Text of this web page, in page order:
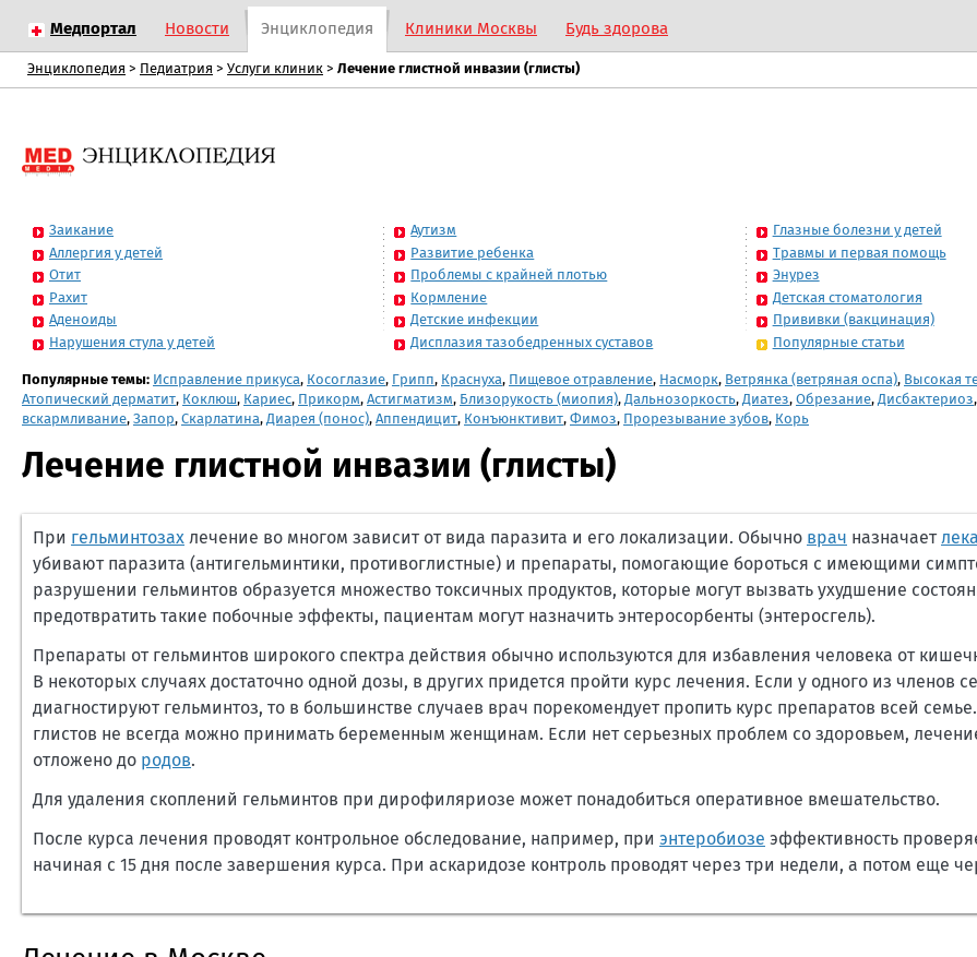
Медпортал Новости Энциклопедия Клиники Москвы Будь здорова
Энциклопедия > Педиатрия > Услуги клиник > Лечение глистной инвазии (глисты)
Заикание
Аллергия у детей
Отит
Рахит
Аденоиды
Нарушения стула у детей
Аутизм
Развитие ребенка
Проблемы с крайней плотью
Кормление
Детские инфекции
Дисплазия тазобедренных суставов
Глазные болезни у детей
Травмы и первая помощь
Энурез
Детская стоматология
Прививки (вакцинация)
Популярные статьи
Популярные темы: Исправление прикуса, Косоглазие, Грипп, Краснуха, Пищевое отравление, Насморк, Ветрянка (ветряная оспа), Высокая
Атопический дерматит, Коклюш, Кариес, Прикорм, Астигматизм, Близорукость (миопия),Дальнозоркость,Диатез, Обрезание,Дисбактериоз,
вскармливание, Запор, Скарлатина,Диарея (понос), Аппендицит, Конъюнктивит, Фимоз, Прорезывание зубов, Корь
Лечение глистной инвазии (глисты)
При гельминтозах лечение во многом зависит от вида паразита и его локализации. Обычно врач назначает
убивают паразита (антигельминтики, противоглистные) и препараты, помогающие бороться с имеющими
разрушении гельминтов образуется множество токсичных продуктов, которые могут вызвать ухудшение
предотвратить такие побочные эффекты, пациентам могут назначить энтеросорбенты (энтеросгель).
Препараты от гельминтов широкого спектра действия обычно используются для избавления человека от
В некоторых случаях достаточно одной дозы, в других придется пройти курс лечения. Если у одного из членов
диагностируют гельминтоз, то в большинстве случаев врач порекомендует пропить курс препаратов всей
глистов не всегда можно принимать беременным женщинам. Если нет серьезных проблем со здоровьем,
отложено до родов.
Для удаления скоплений гельминтов при дирофиляриозе может понадобиться оперативное вмешательство.
После курса лечения проводят контрольное обследование, например, при энтеробиозе эффективность
начиная с 15 дня после завершения курса. При аскаридозе контроль проводят через три недели, а потом еще